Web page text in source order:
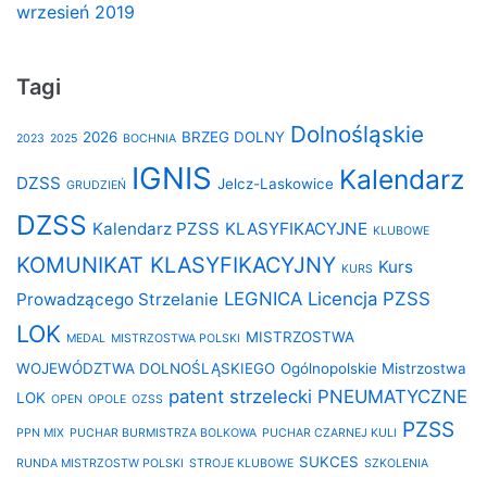
wrzesień 2019
Tagi
2023 2025 2026 BOCHNIA BRZEG DOLNY Dolnośląskie
DZSS GRUDZIEŃ IGNIS Jelcz-Laskowice Kalendarz
DZSS Kalendarz PZSS KLASYFIKACYJNE KLUBOWE
KOMUNIKAT KLASYFIKACYJNY KURS Kurs
Prowadzącego Strzelanie LEGNICA Licencja PZSS
LOK MEDAL MISTRZOSTWA POLSKI MISTRZOSTWA
WOJEWÓDZTWA DOLNOŚLĄSKIEGO Ogólnopolskie Mistrzostwa
LOK OPEN OPOLE OZSS patent strzelecki PNEUMATYCZNE
PPN MIX PUCHAR BURMISTRZA BOLKOWA PUCHAR CZARNEJ KULI PZSS
RUNDA MISTRZOSTW POLSKI STROJE KLUBOWE SUKCES SZKOLENIA